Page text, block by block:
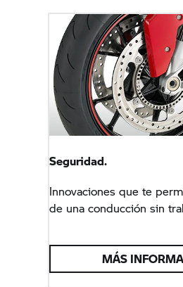
Seguridad.
Innovaciones que te
de una conducción sin
MÁS